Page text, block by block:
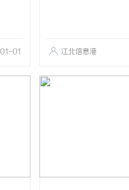
01 江北信息港